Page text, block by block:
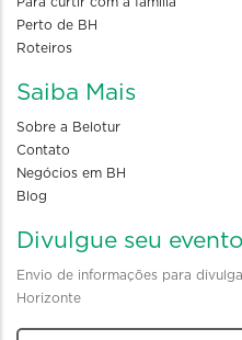
Perto de BH
Roteiros
Saiba Mais
Sobre a Belotur
Contato
Negócios em BH
Blog
Divulgue seu evento
Envio de informações para
Horizonte